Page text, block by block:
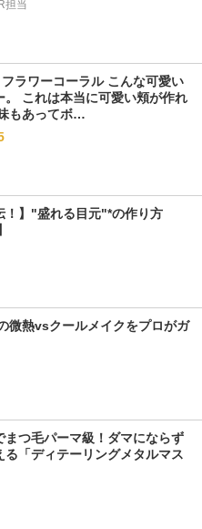
担当
ラワーコーラル こんな可愛い
。 これは本当に可愛い頬が作れ
もあってボ…
！】"盛れる目元"*の作り方
微熱vsクールメイクをプロがガ
まつ毛パーマ級！ダマにならず
る「ディテーリングメタルマス